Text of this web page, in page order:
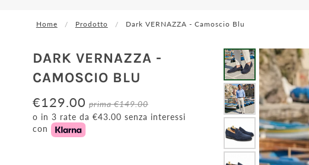
Home Prodotto Dark VERNAZZA - Camoscio Blu
DARK VERNAZZA -
CAMOSCIO BLU
€129.00 prima€149.00
o in 3 rate da €43.00 senza interessi
con